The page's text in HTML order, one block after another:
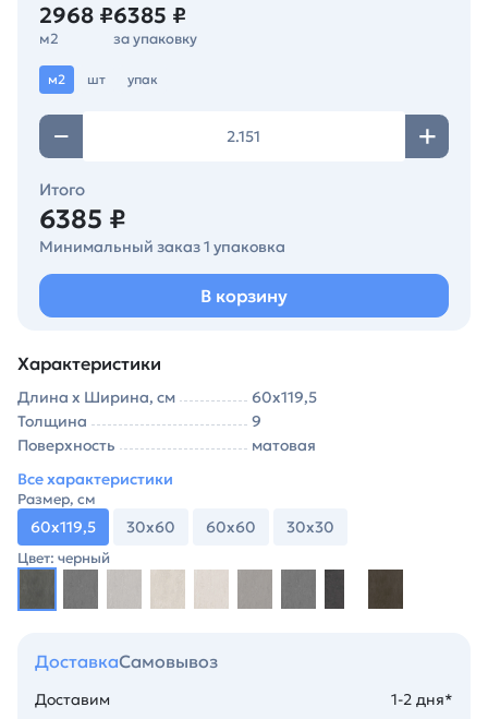
2968 ₽
м2
6385 ₽
за упаковку
м2 шт упак
Итого
6385 ₽
Минимальный заказ 1 упаковка
В корзину
Характеристики
Длина х Ширина, см
60х119,5
Толщина
9
Поверхность
матовая
Все характеристики
Размер, см
60х119,5 30х60 60х60 30х30
Цвет: черный
ДоставкаСамовывоз
Доставим
1-2 дня*